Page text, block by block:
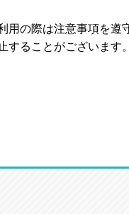
の際は注意事項を遵
ることがございます。